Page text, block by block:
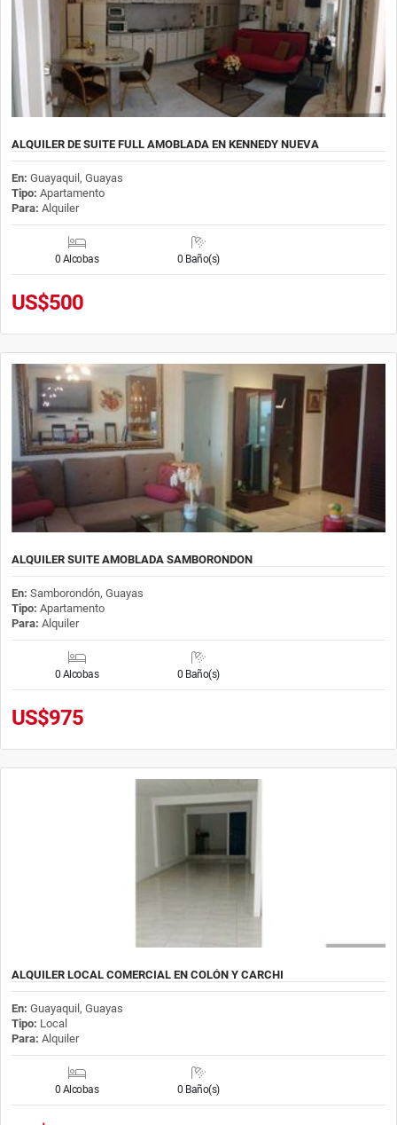
ALQUILER DE SUITE FULL AMOBLADA EN KENNEDY NUEVA
En: Guayaquil, Guayas
Tipo: Apartamento
Para: Alquiler
0 Alcobas 0 Baño(s)
US$500
ALQUILER SUITE AMOBLADA SAMBORONDON
En: Samborondón, Guayas
Tipo: Apartamento
Para: Alquiler
0 Alcobas 0 Baño(s)
US$975
ALQUILER LOCAL COMERCIAL EN COLÓN Y CARCHI
En: Guayaquil, Guayas
Tipo: Local
Para: Alquiler
0 Alcobas 0 Baño(s)